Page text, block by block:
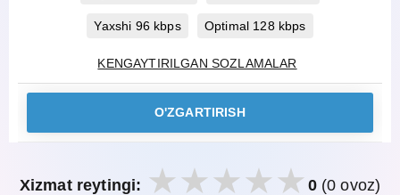
Yaxshi 96 kbps Optimal 128 kbps
KENGAYTIRILGAN SOZLAMALAR
O'ZGARTIRISH
Xizmat reytingi: 0(0 ovoz)